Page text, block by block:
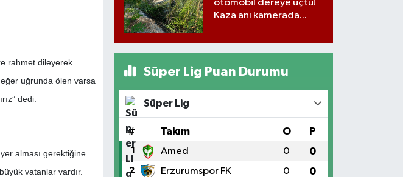
rahmet dileyerek
uğrunda ölen varsa
dedi.
alması gerektiğine
vatanlar vardır.
otomobil dereye uçtu!
Kaza anı kamerada...
Süper Lig Puan Durumu
Süper Lig
# Takım O P
1 Amed 0 0
2 Erzurumspor FK 0 0